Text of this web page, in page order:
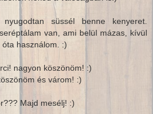
süssél benne kenyeret.
van, ami belül mázas, kívül
használom. :)
nagyon köszönöm! :)
és várom! :)
Majd mesélj! :)